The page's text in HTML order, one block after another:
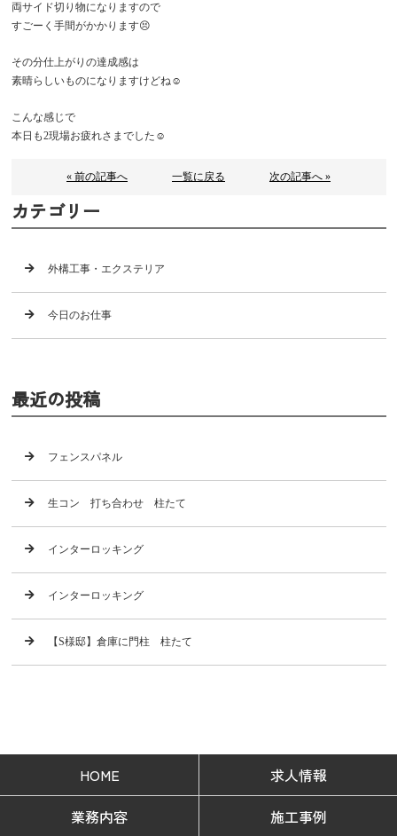
両サイド切り物になりますので
すごーく手間がかかります😣
その分仕上がりの達成感は
素晴らしいものになりますけどね☺️
こんな感じで
本日も2現場お疲れさまでした☺️
« 前の記事へ 一覧に戻る 次の記事へ »
カテゴリー
外構工事・エクステリア
今日のお仕事
最近の投稿
フェンスパネル
生コン 打ち合わせ 柱たて
インターロッキング
インターロッキング
【S様邸】倉庫に門柱 柱たて
HOME
求人情報
業務内容
施工事例